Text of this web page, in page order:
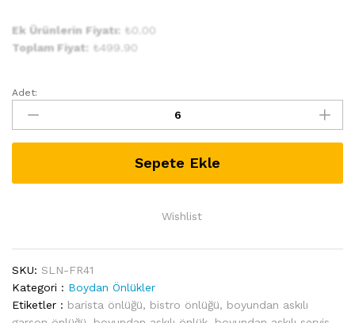
Ek Ürünlerin Fiyatı: ₺0.00
Toplam Fiyat: ₺499.90
Fransız
Boyundan
Bağlamalı
Garson
FR41
Adet:
Sepete Ekle
Wishlist
SKU: SLN-FR41
Kategori : Boydan Önlükler
Etiketler : barista önlüğü, bistro önlüğü, boyundan askılı